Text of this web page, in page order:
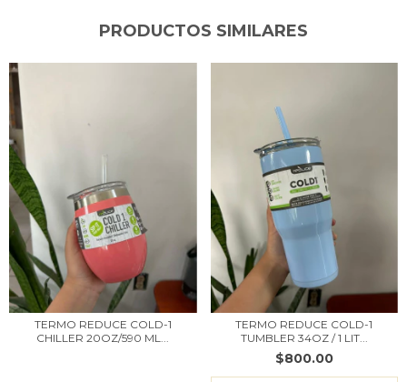
PRODUCTOS SIMILARES
TERMO REDUCE COLD-1
CHILLER 20OZ/590 ML...
TERMO REDUCE COLD-1
TUMBLER 34OZ / 1 LIT...
$800.00